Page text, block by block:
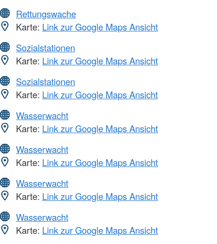
Rettungswache
Karte: Link zur Google Maps Ansicht
Sozialstationen
Karte: Link zur Google Maps Ansicht
Sozialstationen
Karte: Link zur Google Maps Ansicht
Wasserwacht
Karte: Link zur Google Maps Ansicht
Wasserwacht
Karte: Link zur Google Maps Ansicht
Wasserwacht
Karte: Link zur Google Maps Ansicht
Wasserwacht
Karte: Link zur Google Maps Ansicht